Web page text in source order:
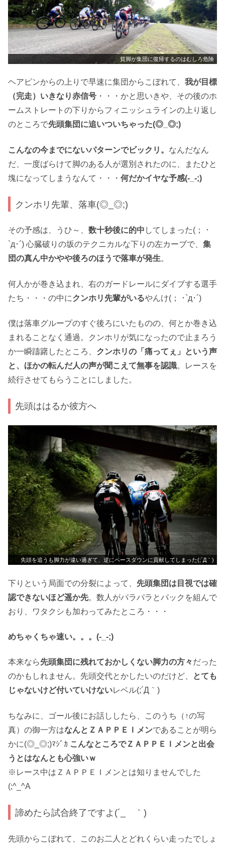
貧脚が集団に復帰するのはむしろ危険
ヘアピンからの上りで早速に集団からこぼれて、 我が目標
（完走）いきなり赤信号 ・・・かと思いきや、その後のホ
ームストレートの下りからフィニッシュラインの上り返し
のところで先頭集団に追いついちゃった(◎_◎;)
こんなの今までにないパターンでビックリ。 なんだなん
だ、一度ばらけて脚のある人が選別されたのに、またひと
塊になってしまうなんて・・・ 何だかイヤな予感(-_-;)
クンホリ先輩、落車(◎_◎;)
その予感は、うひ～、 数十秒後に的中 してしまった(； ･
`д･´) 心臓破りの坂のテクニカルな下りの左カーブで、 集
団の真ん中かやや後ろのほうで落車が発生。
何人かが巻き込まれ、右のガードレールにダイブする選手
たち・・・の中にクンホリ先輩がいるやんけ(； ･`д･´)
僕は落車グループのすぐ後ろにいたものの、何とか巻き込
まれることなく通過。クンホリが気になったので止まろう
か一瞬躊躇したところ、 クンホリの「痛ってぇ」という声
と、ほかの転んだ人の声が聞こえて無事を認識。レースを
続行させてもらうことにしました。
先頭ははるか彼方へ
先頭を追うも脚力が違い過ぎて、逆にペースダウンに貢献してしまった(;´Д｀)
下りという局面での分裂によって、 先頭集団は目視では確
認できないほど遥か先。数人がパラパラとパックを組んで
おり、ワタクシも加わってみたところ・・・
めちゃくちゃ速い。。。(-_-;)
本来なら先頭集団に残れておかしくない脚力の方々だった
のかもしれません。先頭交代とかしたいのだけど、
とても
じゃないけど付いていけないレベル(;´Д｀)
ちなみに、ゴール後にお話ししたら、このうち（↑の写
真）の御一方はなんとＺＡＰＰＥＩメンであることが明ら
かに(◎_◎;)ﾏｼﾞｶ こんなところでＺＡＰＰＥＩメンと出会
うとはなんとも心強いｗ
※レース中はＺＡＰＰＥＩメンとは知りませんでした
(;^_^A
諦めたら試合終了ですよ(´_ゝ｀)
先頭からこぼれて、このお二人とどれくらい走ったでしょ